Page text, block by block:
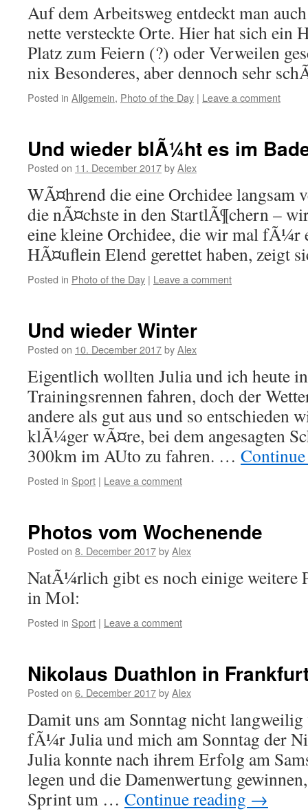
Auf dem Arbeitsweg entdeckt man
nette versteckte Orte. Hier hat sich ein
Platz zum Feiern (?) oder Verweilen
nix Besonderes, aber dennoch sehr
Posted in Allgemein, Photo of the Day | Leave a comment
Und wieder blÃ¼ht es im
Posted on 11. December 2017byAlex
WÃ¤hrend die eine Orchidee langsam
die nÃ¤chste in den StartlÃ¶chern –
eine kleine Orchidee, die wir mal fÃ¼r
HÃ¤uflein Elend gerettet haben, zeigt
Posted in Photo of the Day | Leave a comment
Und wieder Winter
Posted on 10. December 2017byAlex
Eigentlich wollten Julia und ich heute
Trainingsrennen fahren, doch der
andere als gut aus und so entschieden
klÃ¼ger wÃ¤re, bei dem angesagten
300km im AUto zu fahren. …
Posted in Sport | Leave a comment
Photos vom Wochenende
Posted on 8. December 2017byAlex
NatÃ¼rlich gibt es noch einige weitere
in Mol:
Posted in Sport | Leave a comment
Nikolaus Duathlon in
Posted on 6. December 2017byAlex
Damit uns am Sonntag nicht langweilig
fÃ¼r Julia und mich am Sonntag der
Julia konnte nach ihrem Erfolg am
legen und die Damenwertung
Sprint um … Continue reading →